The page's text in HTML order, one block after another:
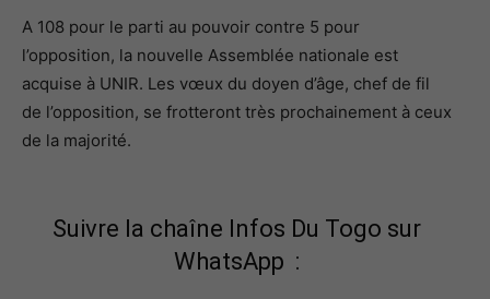
A 108 pour le parti au pouvoir contre 5 pour
l’opposition, la nouvelle Assemblée nationale est
acquise à UNIR. Les vœux du doyen d’âge, chef de fil
de l’opposition, se frotteront très prochainement à ceux
de la majorité.
Suivre la chaîne Infos Du Togo sur
WhatsApp :